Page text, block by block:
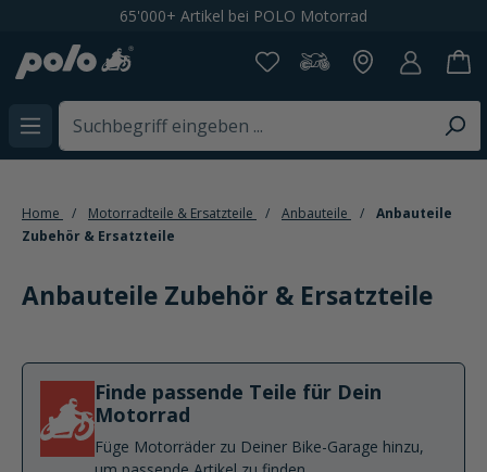
65'000+ Artikel bei POLO Motorrad
Home Motorradteile & Ersatzteile Anbauteile
Anbauteile
Zubehör & Ersatzteile
Anbauteile Zubehör & Ersatzteile
Finde passende Teile für Dein
Motorrad
Füge Motorräder zu Deiner Bike-Garage hinzu,